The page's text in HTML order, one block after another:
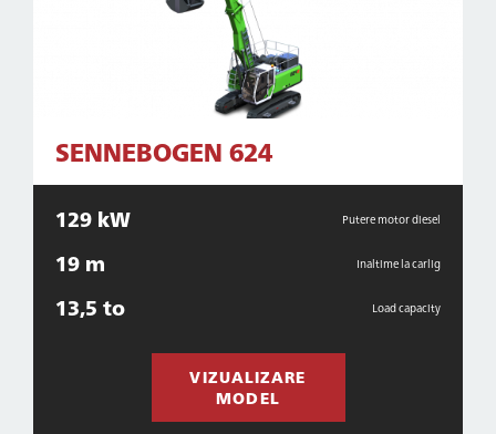
SENNEBOGEN 624
129 kW Putere motor diesel
19 m Inaltime la carlig
13,5 to Load capacity
VIZUALIZARE
MODEL